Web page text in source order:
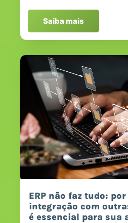
Saiba mais
ERP não faz tudo: por
integração com
é essencial para sua